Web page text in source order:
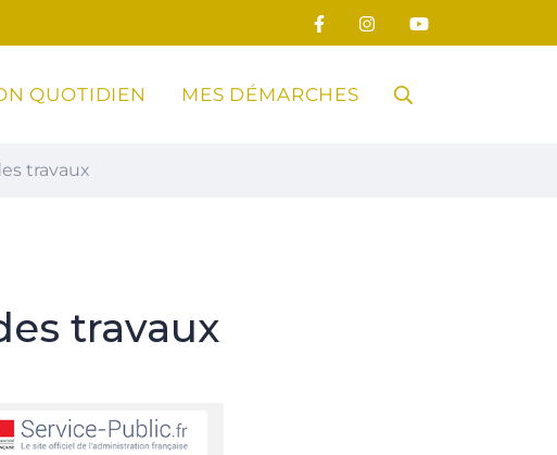
QUOTIDIEN MES DÉMARCHES RECHERCHE
travaux
travaux